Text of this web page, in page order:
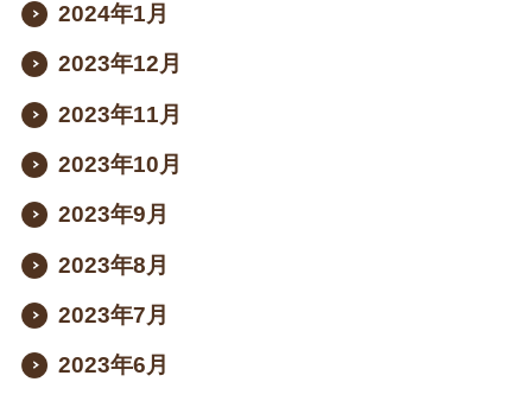
2024年1月
2023年12月
2023年11月
2023年10月
2023年9月
2023年8月
2023年7月
2023年6月